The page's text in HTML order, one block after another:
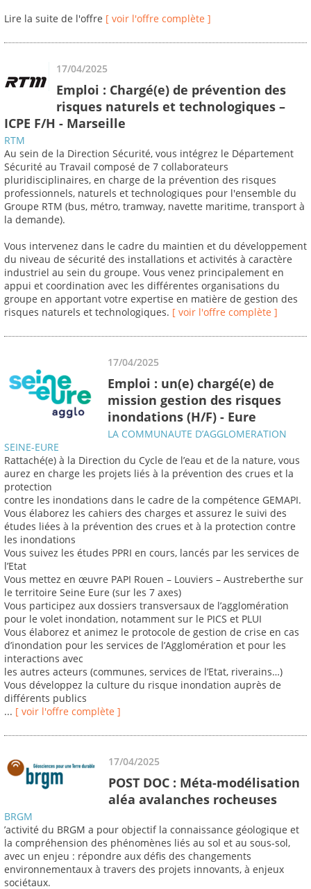
Lire la suite de l'offre [ voir l'offre complète ]
17/04/2025
Emploi : Chargé(e) de prévention des
risques naturels et technologiques –
ICPE F/H - Marseille
RTM
Au sein de la Direction Sécurité, vous intégrez le Département
Sécurité au Travail composé de 7 collaborateurs
pluridisciplinaires, en charge de la prévention des risques
professionnels, naturels et technologiques pour l'ensemble du
Groupe RTM (bus, métro, tramway, navette maritime, transport à
la demande).
Vous intervenez dans le cadre du maintien et du développement
du niveau de sécurité des installations et activités à caractère
industriel au sein du groupe. Vous venez principalement en
appui et coordination avec les différentes organisations du
groupe en apportant votre expertise en matière de gestion des
risques naturels et technologiques. [ voir l'offre complète ]
17/04/2025
Emploi : un(e) chargé(e) de
mission gestion des risques
inondations (H/F) - Eure
LA COMMUNAUTE D’AGGLOMERATION
SEINE-EURE
Rattaché(e) à la Direction du Cycle de l’eau et de la nature, vous
aurez en charge les projets liés à la prévention des crues et la
protection
contre les inondations dans le cadre de la compétence GEMAPI.
Vous élaborez les cahiers des charges et assurez le suivi des
études liées à la prévention des crues et à la protection contre
les inondations
Vous suivez les études PPRI en cours, lancés par les services de
l’Etat
Vous mettez en œuvre PAPI Rouen – Louviers – Austreberthe sur
le territoire Seine Eure (sur les 7 axes)
Vous participez aux dossiers transversaux de l’agglomération
pour le volet inondation, notamment sur le PICS et PLUI
Vous élaborez et animez le protocole de gestion de crise en cas
d’inondation pour les services de l’Agglomération et pour les
interactions avec
les autres acteurs (communes, services de l’Etat, riverains…)
Vous développez la culture du risque inondation auprès de
différents publics
... [ voir l'offre complète ]
17/04/2025
POST DOC : Méta-modélisation
aléa avalanches rocheuses
BRGM
’activité du BRGM a pour objectif la connaissance géologique et
la compréhension des phénomènes liés au sol et au sous-sol,
avec un enjeu : répondre aux défis des changements
environnementaux à travers des projets innovants, à enjeux
sociétaux.